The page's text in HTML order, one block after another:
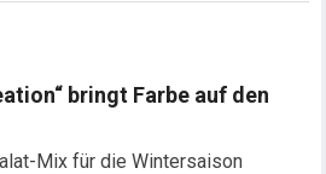
bringt Farbe auf den
Mix für die Wintersaison